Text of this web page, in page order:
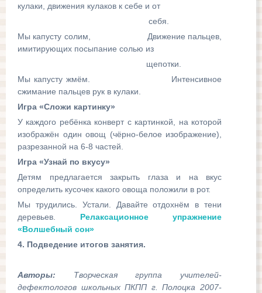
кулаки, движения кулаков к себе и от
себя.
Мы капусту солим, Движение пальцев,
имитирующих посыпание солью из
щепотки.
Мы капусту жмём. Интенсивное
сжимание пальцев рук в кулаки.
Игра «Сложи картинку»
У каждого ребёнка конверт с картинкой, на которой
изображён один овощ (чёрно-белое изображение),
разрезанной на 6-8 частей.
Игра «Узнай по вкусу»
Детям предлагается закрыть глаза и на вкус
определить кусочек какого овоща положили в рот.
Мы трудились. Устали. Давайте отдохнём в тени
деревьев. Релаксационное упражнение
«Волшебный сон»
4. Подведение итогов занятия.
Авторы: Творческая группа учителей-
дефектологов школьных ПКПП г. Полоцка 2007-